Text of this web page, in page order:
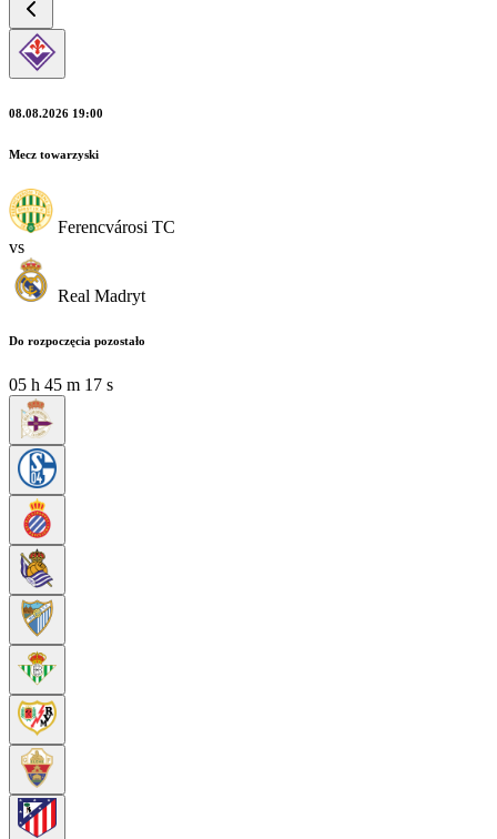
08.08.2026 19:00
Mecz towarzyski
Ferencvárosi TC
vs
Real Madryt
Do rozpoczęcia pozostało
05 h 45 m 15 s